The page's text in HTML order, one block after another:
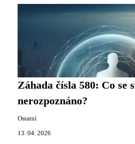
Záhada čísla 580: Co se
nerozpoznáno?
Ostatní
13. 04. 2026